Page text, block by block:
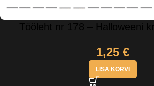
Tööleht nr 178 – Halloweeni
1,25 €
LISA KORVI